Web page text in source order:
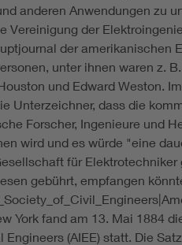
anderen Anwendungen zu
Vereinigung der
der amerikanischen
unter ihnen waren z.
und Edward Weston.
Unterzeichner, dass die
Forscher, Ingenieure und
wird und es würde "eine
für
gebührt, empfangen
York fand am 13. Mai 1884
(AIEE) statt. Die